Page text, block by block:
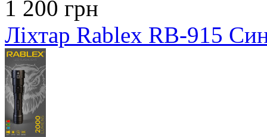
1 200 грн
Ліхтар Rablex RB-915